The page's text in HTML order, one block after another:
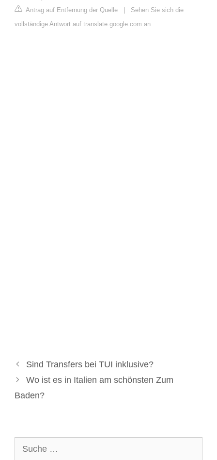
Antrag auf Entfernung der Quelle | Sehen Sie sich die
vollständige Antwort auf translate.google.com an
Sind Transfers bei TUI inklusive?
Wo ist es in Italien am schönsten Zum
Baden?
nach: